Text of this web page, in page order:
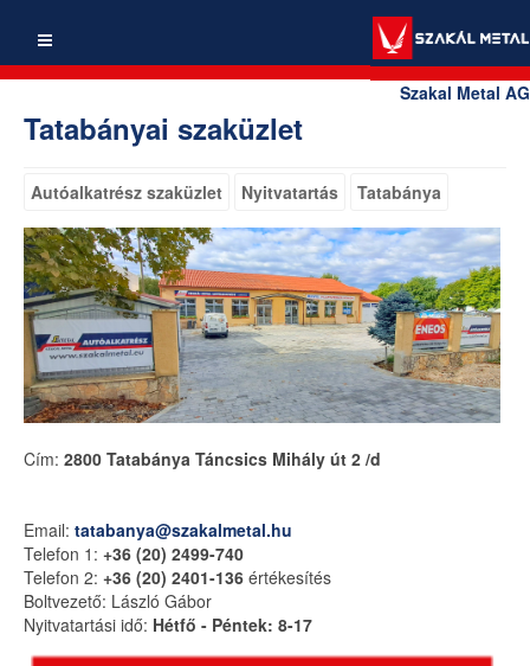
Szakal Metal AG
Tatabányai szaküzlet
Autóalkatrész szaküzlet Nyitvatartás Tatabánya
Cím: 2800 Tatabánya Táncsics Mihály út 2 /d
Email: tatabanya@szakalmetal.hu
Telefon 1: +36 (20) 2499-740
Telefon 2: +36 (20) 2401-136 értékesítés
Boltvezető: László Gábor
Nyitvatartási idő: Hétfő - Péntek: 8-17